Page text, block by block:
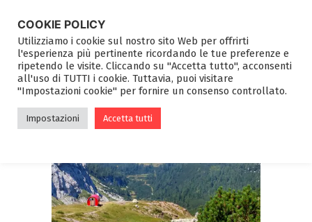
COOKIE POLICY
Utilizziamo i cookie sul nostro sito Web per offrirti
l'esperienza più pertinente ricordando le tue preferenze e
ripetendo le visite. Cliccando su "Accetta tutto", acconsenti
all'uso di TUTTI i cookie. Tuttavia, puoi visitare
"Impostazioni cookie" per fornire un consenso controllato.
Impostazioni Accetta tutti